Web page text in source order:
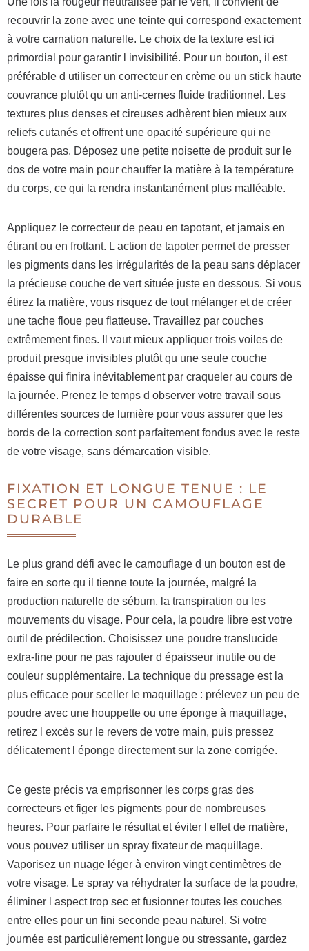
recouvrir la zone avec une teinte qui correspond exactement
à votre carnation naturelle. Le choix de la texture est ici
primordial pour garantir l invisibilité. Pour un bouton, il est
préférable d utiliser un correcteur en crème ou un stick haute
couvrance plutôt qu un anti-cernes fluide traditionnel. Les
textures plus denses et cireuses adhèrent bien mieux aux
reliefs cutanés et offrent une opacité supérieure qui ne
bougera pas. Déposez une petite noisette de produit sur le
dos de votre main pour chauffer la matière à la température
du corps, ce qui la rendra instantanément plus malléable.
Appliquez le correcteur de peau en tapotant, et jamais en
étirant ou en frottant. L action de tapoter permet de presser
les pigments dans les irrégularités de la peau sans déplacer
la précieuse couche de vert située juste en dessous. Si vous
étirez la matière, vous risquez de tout mélanger et de créer
une tache floue peu flatteuse. Travaillez par couches
extrêmement fines. Il vaut mieux appliquer trois voiles de
produit presque invisibles plutôt qu une seule couche
épaisse qui finira inévitablement par craqueler au cours de
la journée. Prenez le temps d observer votre travail sous
différentes sources de lumière pour vous assurer que les
bords de la correction sont parfaitement fondus avec le reste
de votre visage, sans démarcation visible.
FIXATION ET LONGUE TENUE : LE
SECRET POUR UN CAMOUFLAGE
DURABLE
Le plus grand défi avec le camouflage d un bouton est de
faire en sorte qu il tienne toute la journée, malgré la
production naturelle de sébum, la transpiration ou les
mouvements du visage. Pour cela, la poudre libre est votre
outil de prédilection. Choisissez une poudre translucide
extra-fine pour ne pas rajouter d épaisseur inutile ou de
couleur supplémentaire. La technique du pressage est la
plus efficace pour sceller le maquillage : prélevez un peu de
poudre avec une houppette ou une éponge à maquillage,
retirez l excès sur le revers de votre main, puis pressez
délicatement l éponge directement sur la zone corrigée.
Ce geste précis va emprisonner les corps gras des
correcteurs et figer les pigments pour de nombreuses
heures. Pour parfaire le résultat et éviter l effet de matière,
vous pouvez utiliser un spray fixateur de maquillage.
Vaporisez un nuage léger à environ vingt centimètres de
votre visage. Le spray va réhydrater la surface de la poudre,
éliminer l aspect trop sec et fusionner toutes les couches
entre elles pour un fini seconde peau naturel. Si votre
journée est particulièrement longue ou stressante, gardez